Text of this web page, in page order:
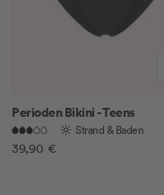
Perioden Bikini - Teens
Strand & Baden
Angebotspreis
39,90 €